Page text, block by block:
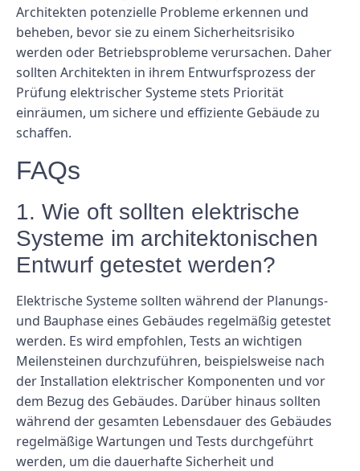
Architekten potenzielle Probleme erkennen und
beheben, bevor sie zu einem Sicherheitsrisiko
werden oder Betriebsprobleme verursachen. Daher
sollten Architekten in ihrem Entwurfsprozess der
Prüfung elektrischer Systeme stets Priorität
einräumen, um sichere und effiziente Gebäude zu
schaffen.
FAQs
1. Wie oft sollten elektrische
Systeme im architektonischen
Entwurf getestet werden?
Elektrische Systeme sollten während der Planungs-
und Bauphase eines Gebäudes regelmäßig getestet
werden. Es wird empfohlen, Tests an wichtigen
Meilensteinen durchzuführen, beispielsweise nach
der Installation elektrischer Komponenten und vor
dem Bezug des Gebäudes. Darüber hinaus sollten
während der gesamten Lebensdauer des Gebäudes
regelmäßige Wartungen und Tests durchgeführt
werden, um die dauerhafte Sicherheit und